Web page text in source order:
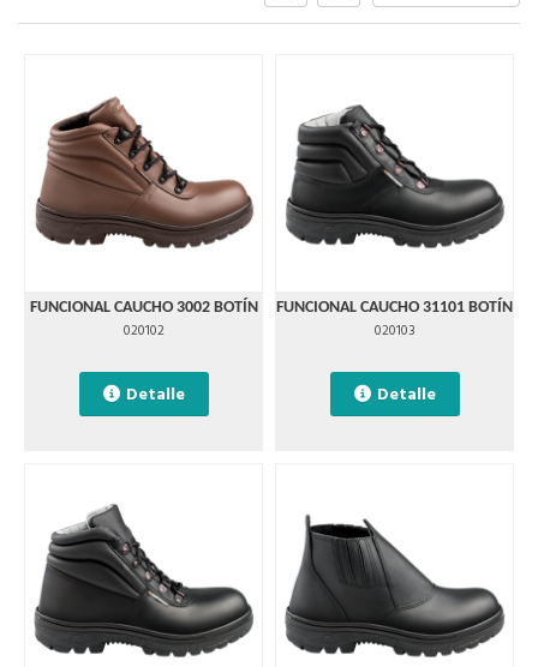
FUNCIONAL CAUCHO 3002 BOTÍN
020102
Detalle
FUNCIONAL CAUCHO 31101 BOTÍN
020103
Detalle